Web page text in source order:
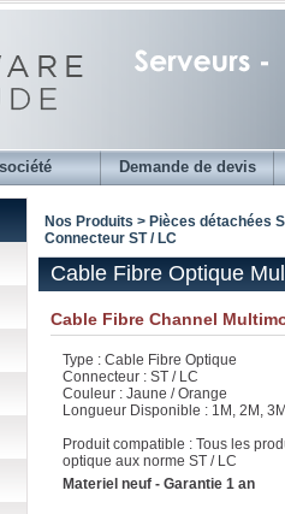
Demande de devis
Nos Produits > Pièces détachées
Connecteur ST / LC
Cable Fibre Optique
Cable Fibre Channel
Type : Cable Fibre Optique
Connecteur : ST / LC
Couleur : Jaune / Orange
Longueur Disponible : 1M, 2M,
Produit compatible : Tous les
optique aux norme ST / LC
Materiel neuf - Garantie 1 an